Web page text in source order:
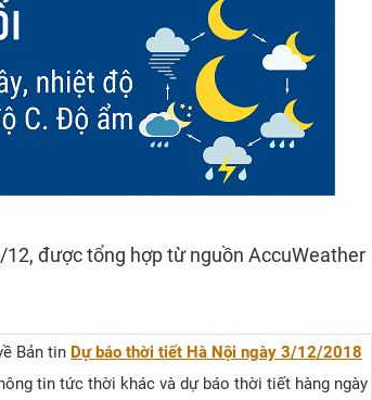
12, được tổng hợp từ nguồn AccuWeather
Bản tin Dự báo thời tiết Hà Nội ngày 3/12/2018
tin tức thời khác và dự báo thời tiết hàng ngày